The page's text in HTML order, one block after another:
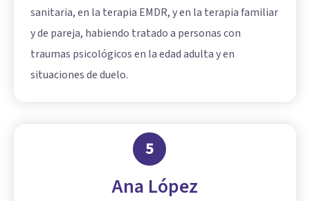
sanitaria, en la terapia EMDR, y en la terapia familiar
y de pareja, habiendo tratado a personas con
traumas psicológicos en la edad adulta y en
situaciones de duelo.
5
Ana López